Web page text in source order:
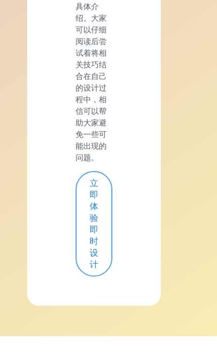
具体介
绍。大家
可以仔细
阅读后尝
试着将相
关技巧结
合在自己
的设计过
程中，相
信可以帮
助大家避
免一些可
能出现的
问题。
立
即
体
验
即
时
设
计